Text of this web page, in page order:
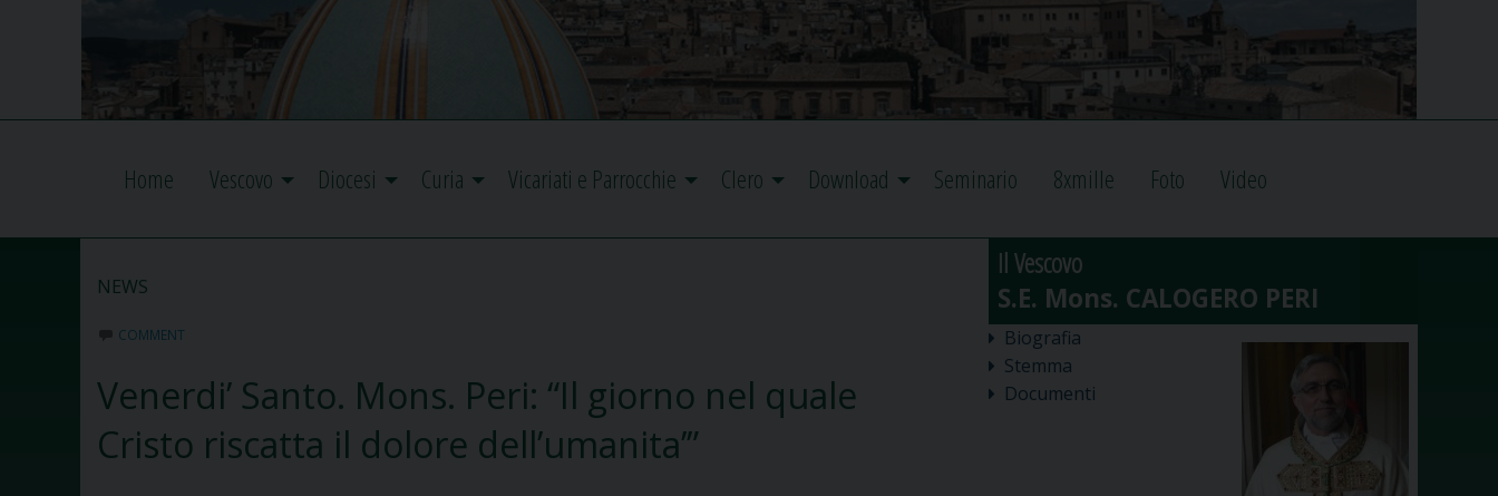
Home Vescovo Diocesi Curia Vicariati e Parrocchie Clero Download Seminario 8xmille Foto Video
NEWS
COMMENT
Venerdi’ Santo. Mons. Peri: “Il giorno nel quale
Cristo riscatta il dolore dell’umanita’”
Il Vescovo
Biografia
Stemma
Documenti